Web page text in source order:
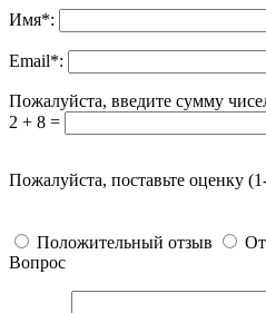
Имя*:
Email*:
Пожалуйста, введите сумму
2 + 8 =
Пожалуйста, поставьте оценку
Положительный отзыв
Вопрос